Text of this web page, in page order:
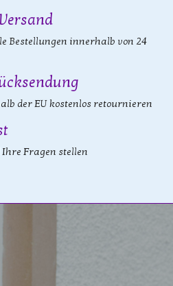
Bestellungen innerhalb von 24
der EU kostenlos retournieren
Fragen stellen